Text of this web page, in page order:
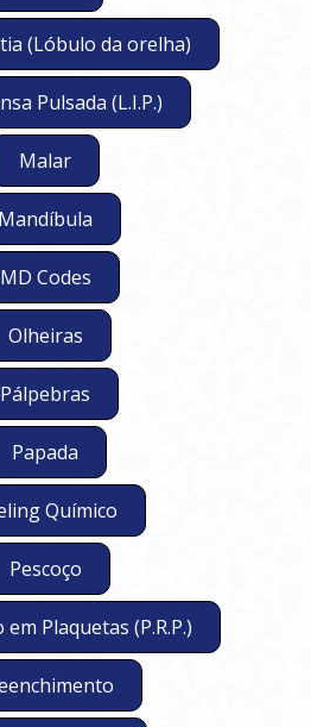
(Lóbulo da orelha)
Pulsada (L.I.P.)
Malar
Mandíbula
MD Codes
Olheiras
Pálpebras
Papada
Químico
Pescoço
em Plaquetas (P.R.P.)